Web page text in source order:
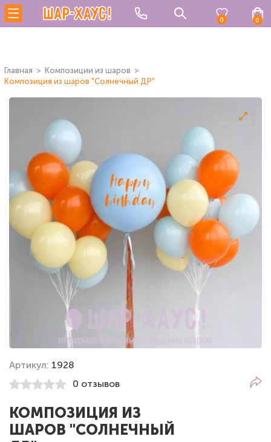
0 0
Главная
Композиции из шаров
Композиция из шаров "Солнечный ДР"
Артикул: 1928
0 отзывов
КОМПОЗИЦИЯ ИЗ
ШАРОВ "СОЛНЕЧНЫЙ